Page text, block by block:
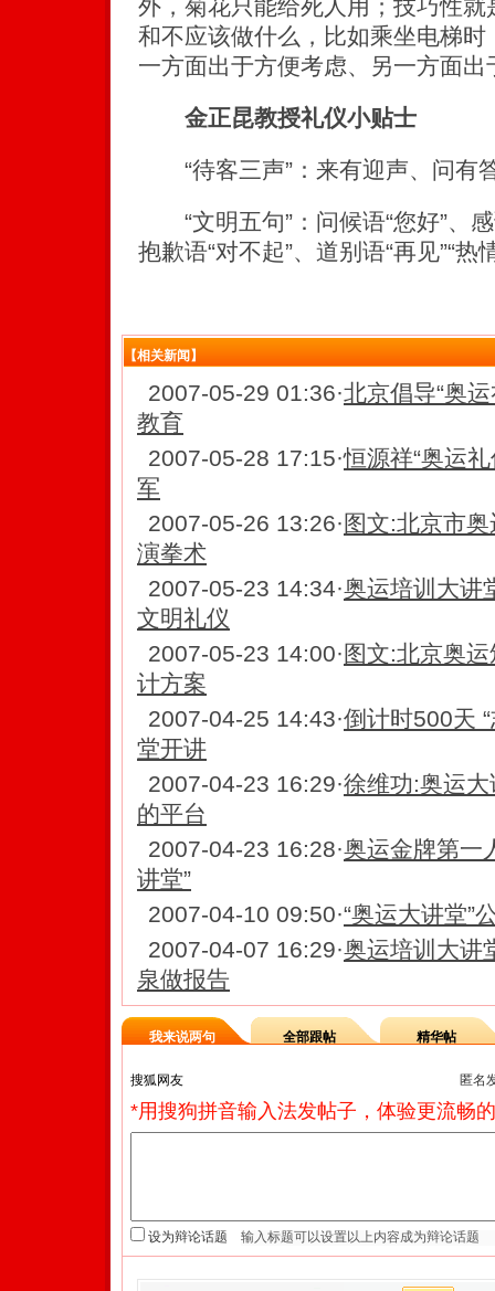
外，菊花只能给死人用；技巧性
和不应该做什么，比如乘坐电梯
一方面出于方便考虑、另一方面出
金正昆教授礼仪小贴士
“待客三声”：来有迎声、问有
“文明五句”：问候语“您好”、感
抱歉语“对不起”、道别语“再见”“
【相关新闻】
2007-05-29 01:36·北京倡导“奥
教育
2007-05-28 17:15·恒源祥“奥运
军
2007-05-26 13:26· 图文:北京市
演拳术
2007-05-23 14:34·奥运培训大讲
文明礼仪
2007-05-23 14:00· 图文:北京奥
计方案
2007-04-25 14:43·倒计时500天
堂开讲
2007-04-23 16:29·徐维功:奥运
的平台
2007-04-23 16:28·奥运金牌第一
讲堂”
2007-04-10 09:50·“奥运大讲堂”
2007-04-07 16:29·奥运培训大讲
泉做报告
我来说两句 全部跟帖 精华帖
匿名
*用搜狗拼音输入法发帖子，体验更流畅
设为辩论话题